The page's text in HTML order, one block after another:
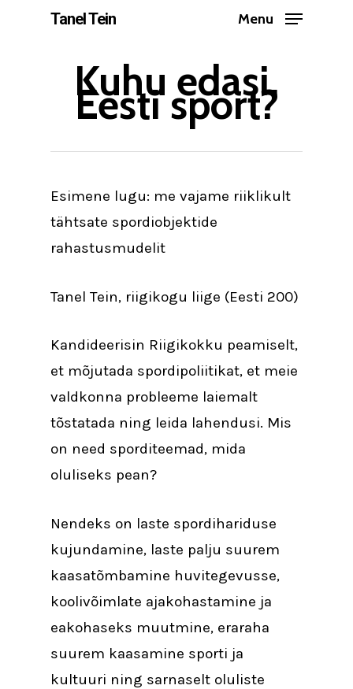
Tanel Tein Menu
Kuhu edasi,
Eesti sport?
Esimene lugu: me vajame riiklikult
tähtsate spordiobjektide
rahastusmudelit
Tanel Tein, riigikogu liige (Eesti 200)
Kandideerisin Riigikokku peamiselt,
et mõjutada spordipoliitikat, et meie
valdkonna probleeme laiemalt
tõstatada ning leida lahendusi. Mis
on need sporditeemad, mida
oluliseks pean?
Nendeks on laste spordihariduse
kujundamine, laste palju suurem
kaasatõmbamine huvitegevusse,
koolivõimlate ajakohastamine ja
eakohaseks muutmine, eraraha
suurem kaasamine sporti ja
kultuuri ning sarnaselt oluliste